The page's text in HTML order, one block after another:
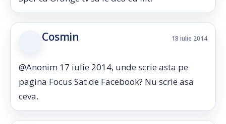
Cosmin 18 iulie 2014
@Anonim 17 iulie 2014, unde scrie asta pe
pagina Focus Sat de Facebook? Nu scrie asa
ceva.